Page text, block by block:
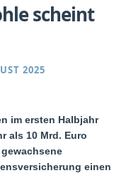
scheint
2025
im ersten Halbjahr
als 10 Mrd. Euro
einen